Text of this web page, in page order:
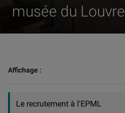
musée du Louvre
Affichage :
Le recrutement à l'EPML